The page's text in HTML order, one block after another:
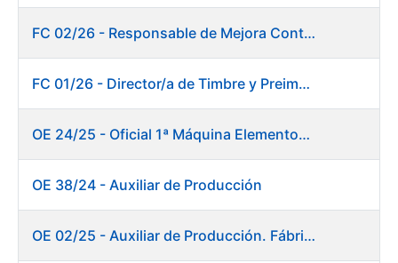
FC 02/26 - Responsable de Mejora Continua - Burgos
FC 01/26 - Director/a de Timbre y Preimpresión
OE 24/25 - Oficial 1ª Máquina Elementos de Seguridad
OE 38/24 - Auxiliar de Producción
OE 02/25 - Auxiliar de Producción. Fábrica de Papel